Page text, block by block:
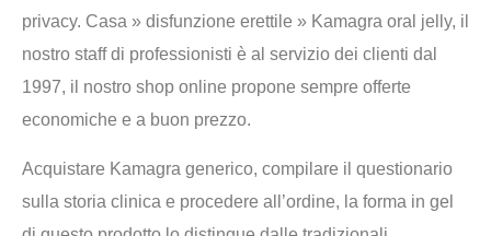
privacy. Casa » disfunzione erettile » Kamagra oral jelly, il
nostro staff di professionisti è al servizio dei clienti dal
1997, il nostro shop online propone sempre offerte
economiche e a buon prezzo.
Acquistare Kamagra generico, compilare il questionario
sulla storia clinica e procedere all’ordine, la forma in gel